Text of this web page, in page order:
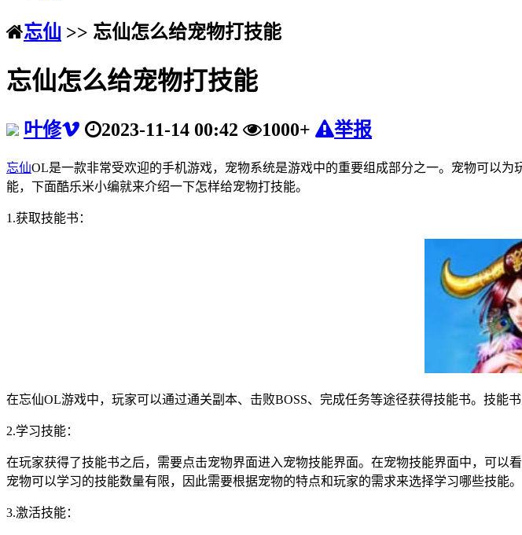
忘仙 >> 忘仙怎么给宠物打技能
忘仙怎么给宠物打技能
叶修 2023-11-14 00:42 1000+ 举报
忘仙OL是一款非常受欢迎的手机游戏，宠物系统是游戏中的重要组成部分之一。宠物可以
能，下面酷乐米小编就来介绍一下怎样给宠物打技能。
1.获取技能书：
在忘仙OL游戏中，玩家可以通过通关副本、击败BOSS、完成任务等途径获得技能书。技能
2.学习技能：
在玩家获得了技能书之后，需要点击宠物界面进入宠物技能界面。在宠物技能界面中，可
宠物可以学习的技能数量有限，因此需要根据宠物的特点和玩家的需求来选择学习哪些技能。
3.激活技能：